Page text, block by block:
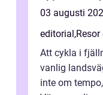
03 augusti
editorial,
Att cykla i
vanlig
inte om